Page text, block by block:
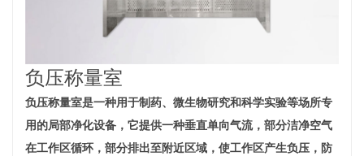
负压称量室
负压称量室是一种用于制药、微生物研究和科学实验等场所专
用的局部净化设备，它提供一种垂直单向气流，部分洁净空气
在工作区循环，部分排出至附近区域，使工作区产生负压，防